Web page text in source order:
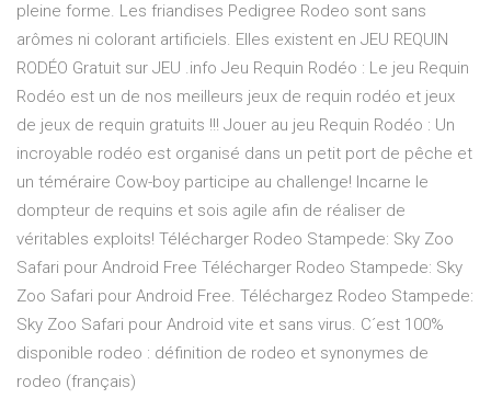
pleine forme. Les friandises Pedigree Rodeo sont sans
arômes ni colorant artificiels. Elles existent en JEU REQUIN
RODÉO Gratuit sur JEU .info Jeu Requin Rodéo : Le jeu Requin
Rodéo est un de nos meilleurs jeux de requin rodéo et jeux
de jeux de requin gratuits !!! Jouer au jeu Requin Rodéo : Un
incroyable rodéo est organisé dans un petit port de pêche et
un téméraire Cow-boy participe au challenge! Incarne le
dompteur de requins et sois agile afin de réaliser de
véritables exploits! Télécharger Rodeo Stampede: Sky Zoo
Safari pour Android Free Télécharger Rodeo Stampede: Sky
Zoo Safari pour Android Free. Téléchargez Rodeo Stampede:
Sky Zoo Safari pour Android vite et sans virus. C´est 100%
disponible rodeo : définition de rodeo et synonymes de
rodeo (français)